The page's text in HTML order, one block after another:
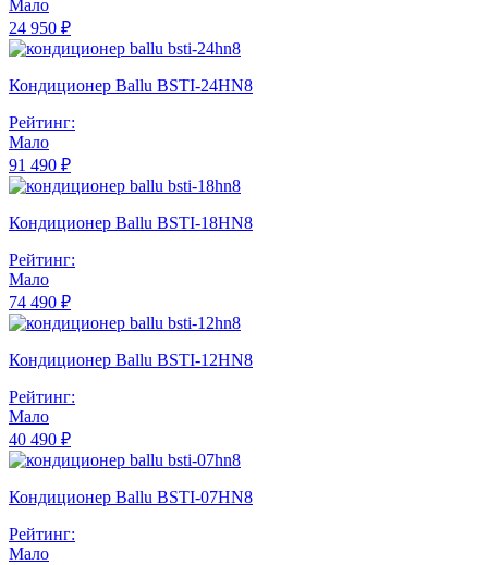
Мало
24 950 ₽
Кондиционер Ballu BSTI-24HN8
Рейтинг:
Мало
91 490 ₽
Кондиционер Ballu BSTI-18HN8
Рейтинг:
Мало
74 490 ₽
Кондиционер Ballu BSTI-12HN8
Рейтинг:
Мало
40 490 ₽
Кондиционер Ballu BSTI-07HN8
Рейтинг:
Мало